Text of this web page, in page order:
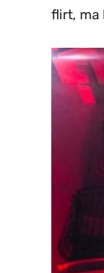
flirt, ma